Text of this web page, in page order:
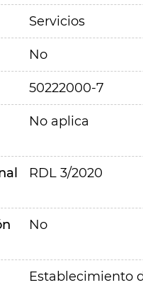
Servicios
No
50222000-7
No aplica
RDL 3/2020
No
Establecimiento